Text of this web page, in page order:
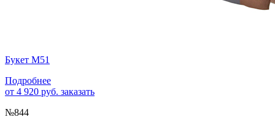
Букет М51
Подробнее
от 4 920 руб. заказать
№844